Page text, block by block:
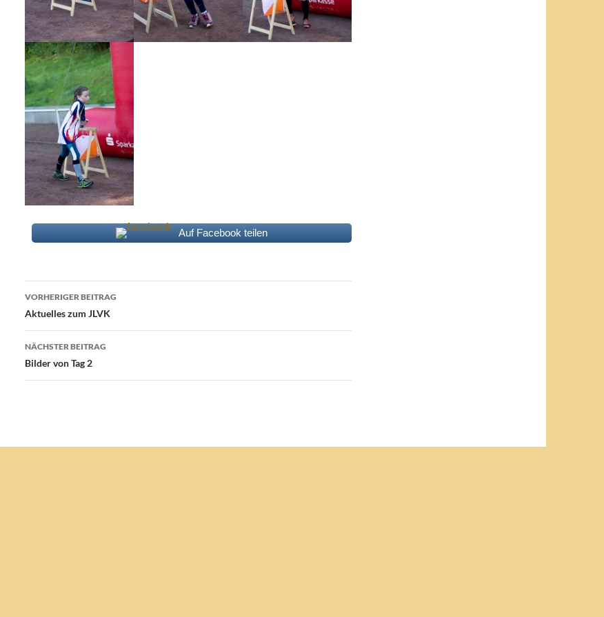
Auf Facebook teilen
Beitragsnavigation
VORHERIGER BEITRAG
Aktuelles zum JLVK
NÄCHSTER BEITRAG
Bilder von Tag 2